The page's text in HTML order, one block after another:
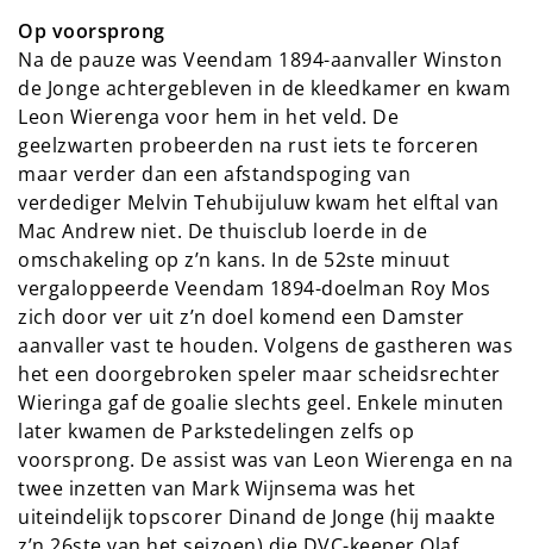
Op voorsprong
Na de pauze was Veendam 1894-aanvaller Winston
de Jonge achtergebleven in de kleedkamer en kwam
Leon Wierenga voor hem in het veld. De
geelzwarten probeerden na rust iets te forceren
maar verder dan een afstandspoging van
verdediger Melvin Tehubijuluw kwam het elftal van
Mac Andrew niet. De thuisclub loerde in de
omschakeling op z’n kans. In de 52ste minuut
vergaloppeerde Veendam 1894-doelman Roy Mos
zich door ver uit z’n doel komend een Damster
aanvaller vast te houden. Volgens de gastheren was
het een doorgebroken speler maar scheidsrechter
Wieringa gaf de goalie slechts geel. Enkele minuten
later kwamen de Parkstedelingen zelfs op
voorsprong. De assist was van Leon Wierenga en na
twee inzetten van Mark Wijnsema was het
uiteindelijk topscorer Dinand de Jonge (hij maakte